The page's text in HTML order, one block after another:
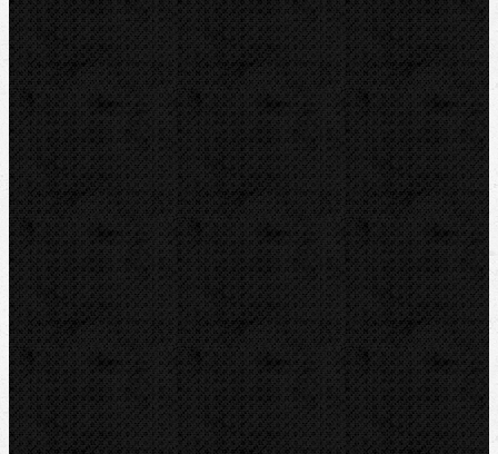
Kontakt
NIPO Tools s.r.o
Lipová 7
CZ-763 26 LUHAČOVICE
Telefon obj.:
602 719 020
Telefon fakt.:
608 719 020
E-mail:
nipo@nipo.cz
Platební brána GOPAY